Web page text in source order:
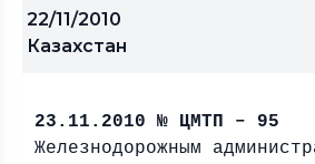
22/11/2010
Казахстан
23.11.2010 № ЦМТП – 95
Железнодорожным